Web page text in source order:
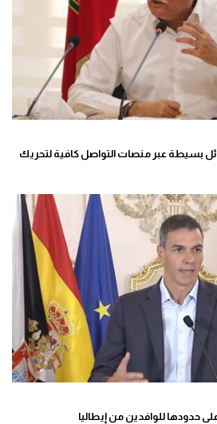
بسيطة عبر منصات التواصل كافية لتحريك
حدودها للوافدين من إيطاليا